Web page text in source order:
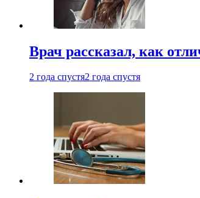
Врач рассказал, как
2 года спустя2 года спустя